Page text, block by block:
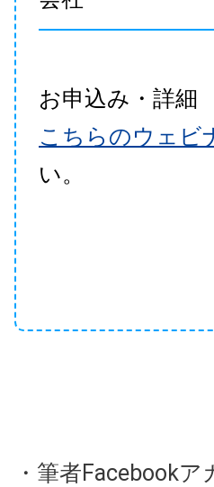
お申込み・詳細
こちらのウェビ
い。
・筆者Facebookア